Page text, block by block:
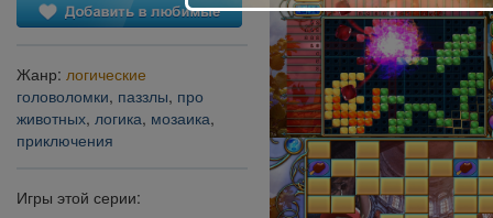
Жанр: логические
головоломки, паззлы, про
животных, логика, мозаика,
приключения
Игры этой серии: